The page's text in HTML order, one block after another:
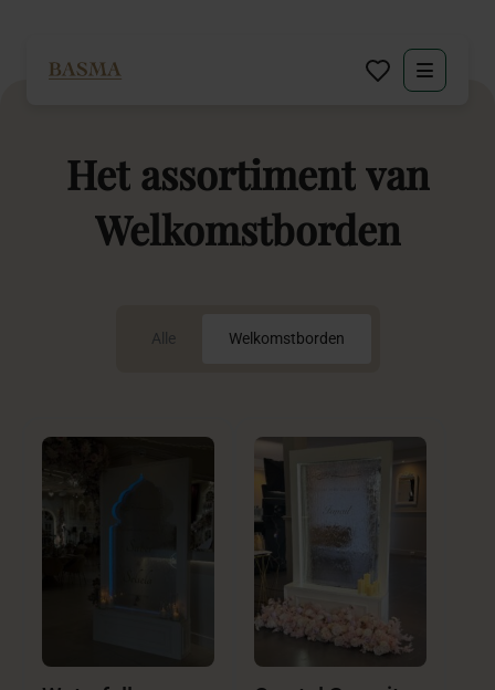
Zakelijk
Decoratie huren
Contact
Het assortimentvan
Welkomstborden
Alle Welkomstborden